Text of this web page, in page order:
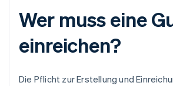
Wer muss eine
einreichen?
Die Pflicht zur Erstellung und